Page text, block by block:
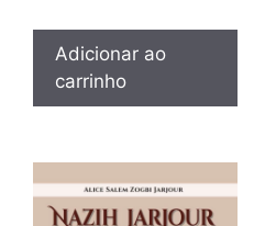
Adicionar ao
carrinho